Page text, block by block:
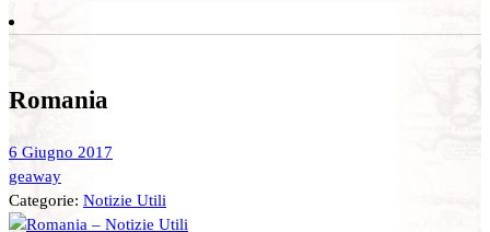
Romania
6 Giugno 2017
geaway
Categorie: Notizie Utili